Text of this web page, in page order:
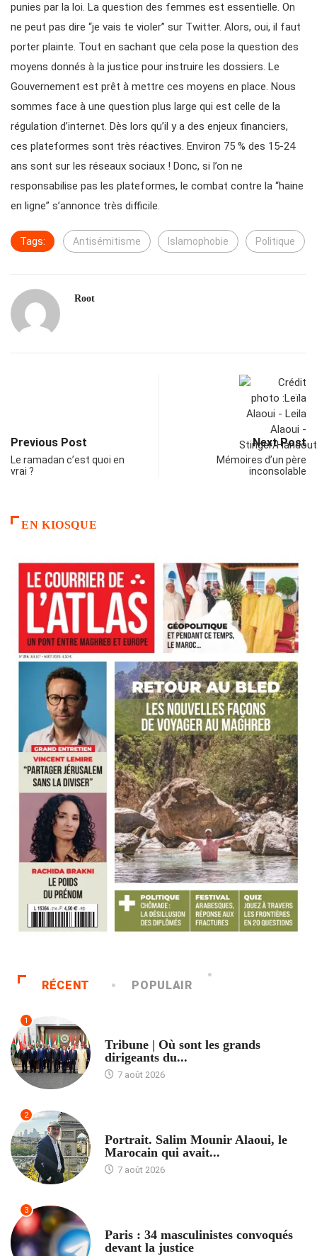
punies par la loi. La question des femmes est essentielle. On
ne peut pas dire “je vais te violer” sur Twitter. Alors, oui, il faut
porter plainte. Tout en sachant que cela pose la question des
moyens donnés à la justice pour instruire les dossiers. Le
Gouvernement est prêt à mettre ces moyens en place. Nous
sommes face à une question plus large qui est celle de la
régulation d’internet. Dès lors qu’il y a des enjeux financiers,
ces plateformes sont très réactives. Environ 75 % des 15-24
ans sont sur les réseaux sociaux ! Donc, si l’on ne
responsabilise pas les plateformes, le combat contre la “haine
en ligne” s’annonce très difficile.
Tags: Antisémitisme Islamophobie Politique
Root
Previous Post
Le ramadan c’est quoi en
vrai ?
Next Post
Mémoires d’un père
inconsolable
EN KIOSQUE
RÉCENT POPULAIR
1
Tribune | Où sont les grands
dirigeants du...
7 août 2026
2
Portrait. Salim Mounir Alaoui, le
Marocain qui avait...
7 août 2026
3
Paris : 34 masculinistes convoqués
devant la justice